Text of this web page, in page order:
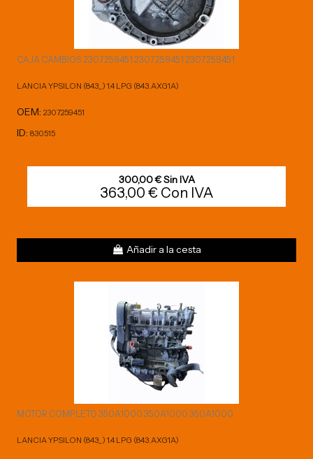
CAJA CAMBIOS 2307259451 2307259451 2307259451
LANCIA YPSILON (843_) 1.4 LPG (843.AXG1A)
OEM: 2307259451
ID: 830515
300,00 € Sin IVA
363,00 € Con IVA
Añadir a la cesta
MOTOR COMPLETO 350A1000 350A1000 350A1000
LANCIA YPSILON (843_) 1.4 LPG (843.AXG1A)